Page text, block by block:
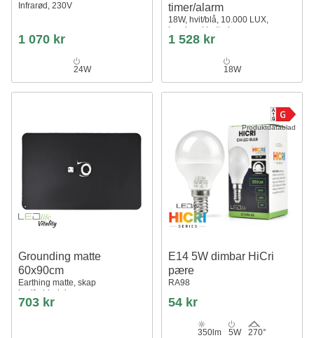
Infrarød, 230V
1 070 kr
24W
timer/alarm
18W, hvit/blå, 10.000 LUX,
innebygd batteri
1 528 kr
18W
Grounding matte
60x90cm
Earthing matte, skap
jordforbindelse
703 kr
Produktdatablad
E14 5W dimbar HiCri
pære
RA98
54 kr
350lm 5W 270°